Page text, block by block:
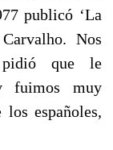
publicó ‘La
Nos
pidió que le
fuimos muy
españoles,